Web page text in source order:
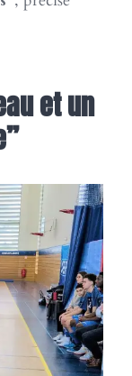
et un